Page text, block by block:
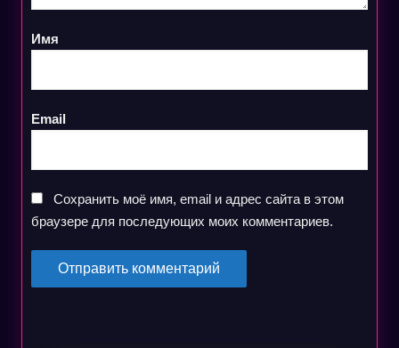
Имя
Email
Сохранить моё имя, email и адрес сайта в этом
браузере для последующих моих комментариев.